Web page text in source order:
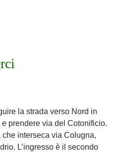
la strada verso Nord in
prendere via del Cotonificio.
interseca via Colugna,
L’ingresso è il secondo